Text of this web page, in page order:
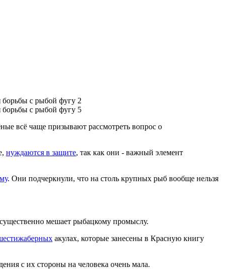
всё чаще призывают рассмотреть вопрос о
нуждаются в защите, так как они - важный элемент
. Они подчеркнули, что на столь крупных рыб вообще нельзя
мешает рыбацкому промыслу.
акулах, которые занесены в Красную книгу
с их стороны на человека очень мала.